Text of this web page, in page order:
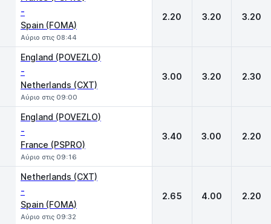
-
Spain (FOMA)
Αύριο στις 08:44
2.20 3.20 3.20
England (POVEZLO)
-
Netherlands (CXT)
Αύριο στις 09:00
3.00 3.20 2.30
England (POVEZLO)
-
France (PSPRO)
Αύριο στις 09:16
3.40 3.00 2.20
Netherlands (CXT)
-
Spain (FOMA)
Αύριο στις 09:32
2.65 4.00 2.20